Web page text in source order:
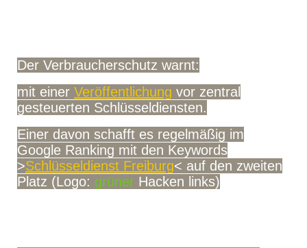
Der Verbraucherschutz warnt:
mit einer Veröffentlichung vor zentral
gesteuerten Schlüsseldiensten.
Einer davon schafft es regelmäßig im
Google Ranking mit den Keywords
>Schlüsseldienst Freiburg< auf den zweiten
Platz (Logo: grüner Hacken links)